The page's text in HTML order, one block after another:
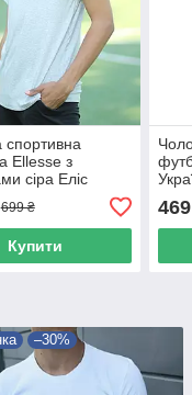
спортивна
Ellesse з
сіра Еліс
699 ₴
Купити
469
–30%